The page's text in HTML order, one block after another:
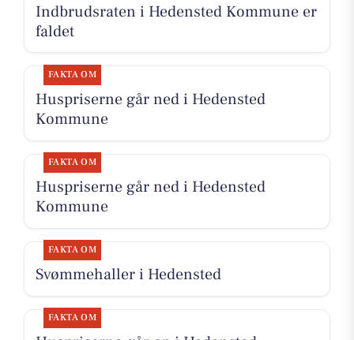
Indbrudsraten i Hedensted Kommune er
faldet
FAKTA OM
Huspriserne går ned i Hedensted
Kommune
FAKTA OM
Huspriserne går ned i Hedensted
Kommune
FAKTA OM
Svømmehaller i Hedensted
FAKTA OM